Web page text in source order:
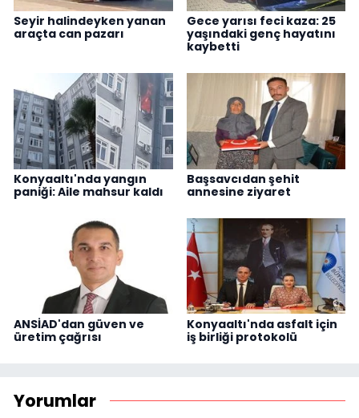
Seyir halindeyken yanan
araçta can pazarı
Gece yarısı feci kaza: 25
yaşındaki genç hayatını
kaybetti
Konyaaltı'nda yangın
paniği: Aile mahsur kaldı
Başsavcıdan şehit
annesine ziyaret
ANSİAD'dan güven ve
üretim çağrısı
Konyaaltı'nda asfalt için
iş birliği protokolü
Yorumlar